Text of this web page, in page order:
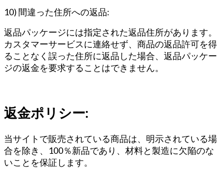
10) 間違った住所への返品:
返品パッケージには指定された返品住所があります。
カスタマーサービスに連絡せず、商品の返品許可を得
ることなく誤った住所に返品した場合、返品パッケー
ジの返金を要求することはできません。
返金ポリシー:
当サイトで販売されている商品は、明示されている場
合を除き、100％新品であり、材料と製造に欠陥のな
いことを保証します。